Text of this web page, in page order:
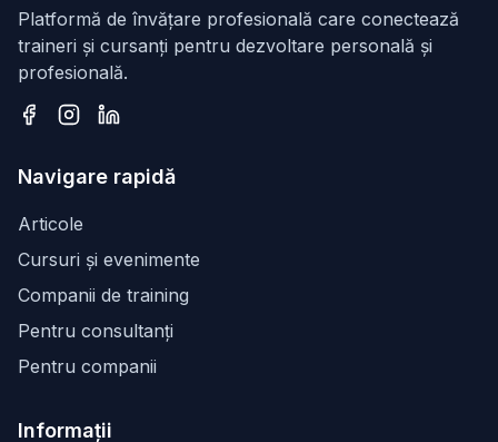
Platformă de învățare profesională care conectează
traineri și cursanți pentru dezvoltare personală și
profesională.
Navigare rapidă
Articole
Cursuri și evenimente
Companii de training
Pentru consultanți
Pentru companii
Informații